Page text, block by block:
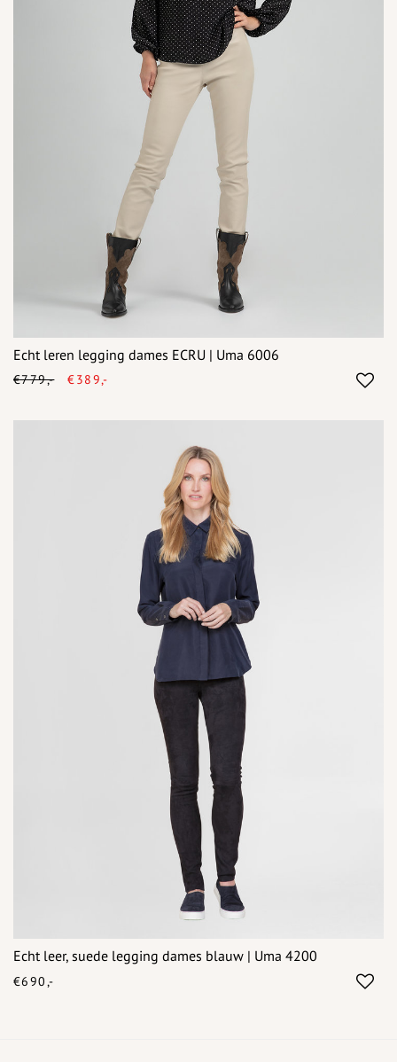
Echt leren legging dames ECRU | Uma 6006
€779,- €389,-
Echt leer, suede legging dames blauw | Uma 4200
€690,-